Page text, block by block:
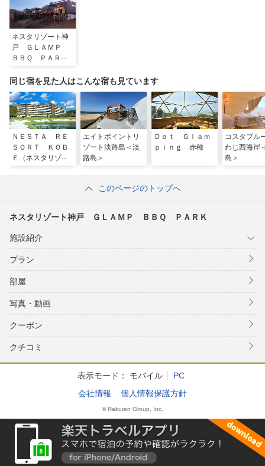
ネスタリゾート神
戸 ＧＬＡＭＰ
ＢＢＱ ＰＡＲＫ
同じ宿を見た人はこんな宿も見ています
ＮＥＳＴＡ ＲＥ
ＳＯＲＴ ＫＯＢ
Ｅ（ネスタリゾー
エイトポイントリ
ゾート淡路島＜淡
路島＞
Ｄｏｔ Ｇｌａｍ
ｐｉｎｇ 赤穂
コスタブ
わじ西海岸
島＞
このページのトップへ
ネスタリゾート神戸 ＧＬＡＭＰ ＢＢＱ ＰＡＲＫ
施設紹介
プラン
部屋
写真・動画
クーポン
クチコミ
表示モード： モバイル
PC
会社情報
個人情報保護方針
© Rakuten Group, Inc.